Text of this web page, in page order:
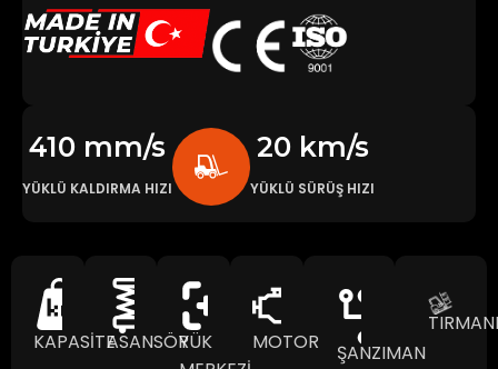
410 mm/s
YÜKLÜ KALDIRMA HIZI
20 km/s
YÜKLÜ SÜRÜŞ HIZI
KAPASİTEASANSÖRYÜK
MOTOR ŞANZIMAN